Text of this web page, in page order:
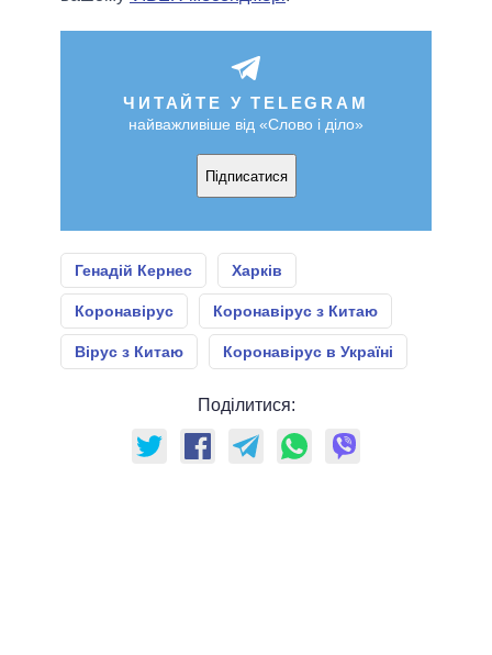
ЧИТАЙТЕ У TELEGRAM
найважливіше від «Слово і діло»
Підписатися
Генадій Кернес Харків
Коронавірус Коронавірус з Китаю
Вірус з Китаю Коронавірус в Україні
Поділитися: